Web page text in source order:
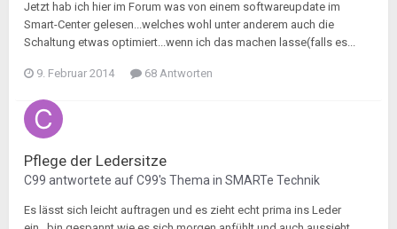
Jetzt hab ich hier im Forum was von einem softwareupdate im
Smart-Center gelesen...welches wohl unter anderem auch die
Schaltung etwas optimiert...wenn ich das machen lasse(falls es...
9. Februar 2014 68 Antworten
Pflege der Ledersitze
C99 antwortete aufC99's Thema in SMARTe Technik
Es lässt sich leicht auftragen und es zieht echt prima ins Leder